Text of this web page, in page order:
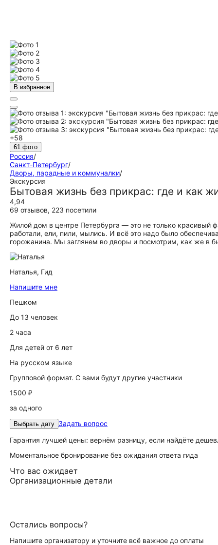
В избранное
+58
61 фото
Россия/
Санкт-Петербург/
Дворы, парадные и коммуналки/
Экскурсия
Бытовая жизнь без прикрас: где и как
4,94
69 отзывов, 223 посетили
Жилой дом в центре Петербурга — это не только красивый
работали, ели, пили, мылись. И всё это надо было
горожанина. Мы заглянем во дворы и посмотрим, как же в
Наталья, Гид
Напишите мне
Пешком
До 13 человек
2 часа
Для детей от 6 лет
На русском языке
Групповой формат. С вами будут другие участники
1500 ₽
за одного
Выбрать дату Задать вопрос
Гарантия лучшей цены: вернём разницу, если найдёте
Моментальное бронирование без ожидания ответа гида
Что вас ожидает
Организационные детали
Остались вопросы?
Напишите организатору и уточните всё важное до оплаты